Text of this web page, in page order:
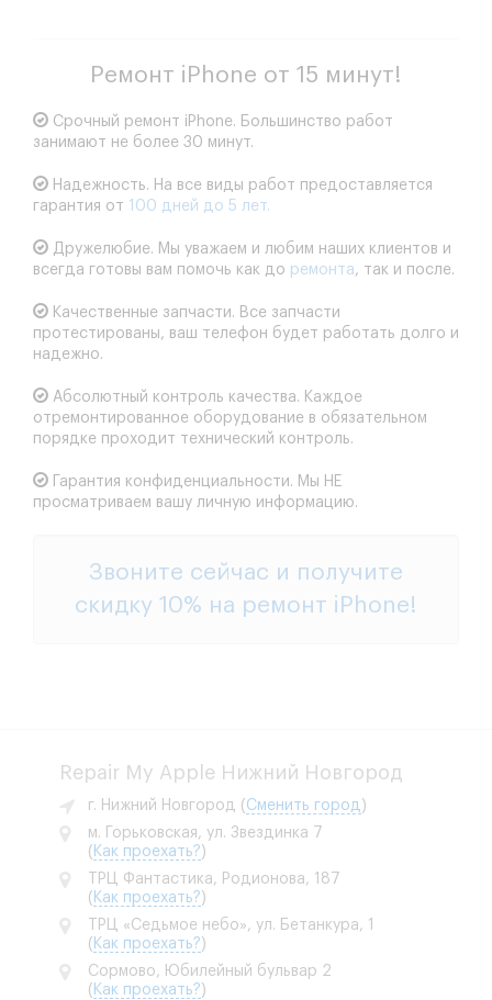
Ремонт iPhone от 15 минут!
Срочный ремонт iPhone. Большинство работ
занимают не более 30 минут.
Надежность. На все виды работ предоставляется
гарантия от 100 дней до 5 лет.
Дружелюбие. Мы уважаем и любим наших клиентов и
всегда готовы вам помочь как до ремонта, так и после.
Качественные запчасти. Все запчасти
протестированы, ваш телефон будет работать долго и
надежно.
Абсолютный контроль качества. Каждое
отремонтированное оборудование в обязательном
порядке проходит технический контроль.
Гарантия конфиденциальности. Мы НЕ
просматриваем вашу личную информацию.
Звоните сейчас и получите
скидку 10% на ремонт iPhone!
Repair My Apple Нижний Новгород
г. Нижний Новгород ( Сменить город )
м. Горьковская, ул. Звездинка 7
( Как проехать? )
ТРЦ Фантастика, Родионова, 187
( Как проехать? )
ТРЦ «Седьмое небо», ул. Бетанкура, 1
( Как проехать? )
Сормово, Юбилейный бульвар 2
( Как проехать? )